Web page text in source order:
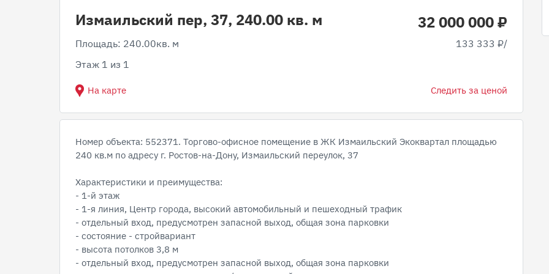
Измаильский пер, 37, 240.00 кв. м 32 000 000 ₽
Площадь: 240.00кв. м
Этаж 1 из 1
133 333 ₽/
На карте Следить за ценой
Номер объекта: 552371. Торгово-офисное помещение в ЖК Измаильский Экоквартал площадью
240 кв.м по адресу г. Ростов-на-Дону, Измаильский переулок, 37
Характеристики и преимущества:
- 1-й этаж
- 1-я линия, Центр города, высокий автомобильный и пешеходный трафик
- отдельный вход, предусмотрен запасной выход, общая зона парковки
- состояние - стройвариант
- высота потолков 3,8 м
- отдельный вход, предусмотрен запасной выход, общая зона парковки